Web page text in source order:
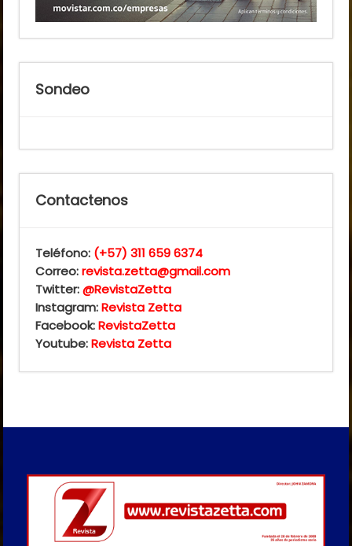
Sondeo
Contactenos
Teléfono: (+57) 311 659 6374
Correo:revista.zetta@gmail.com
Twitter:@RevistaZetta
Instagram:Revista Zetta
Facebook:RevistaZetta
Youtube:Revista Zetta